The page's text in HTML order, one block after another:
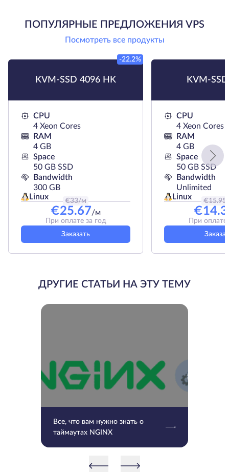
ПОПУЛЯРНЫЕ ПРЕДЛОЖЕНИЯ VPS
Посмотреть все продукты
KVM-SSD 4096 HK
-22.2%
CPU
4 Xeon Cores
RAM
4 GB
Space
50 GB SSD
Bandwidth
300 GB
Linux
€33/м
€25.67/м
При оплате за год
Заказать
KVM-
CPU
4 Xeon Cores
RAM
4 GB
Space
50 GB SSD
Bandwidth
Unlimited
Linux
€15.95
€
При оплате
ДРУГИЕ СТАТЬИ НА ЭТУ ТЕМУ
Все, что вам нужно знать о
таймаутах NGINX